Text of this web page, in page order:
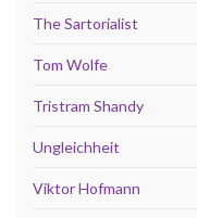
The Sartorialist
Tom Wolfe
Tristram Shandy
Ungleichheit
Viktor Hofmann